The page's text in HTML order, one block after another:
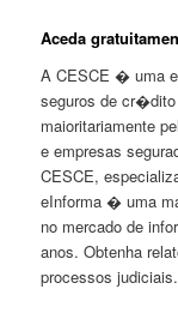
Aceda
A CESCE � uma
seguros de
maioritariamente
e empresas
CESCE,
eInforma � uma
no mercado de
anos. Obtenha
processos judiciais.